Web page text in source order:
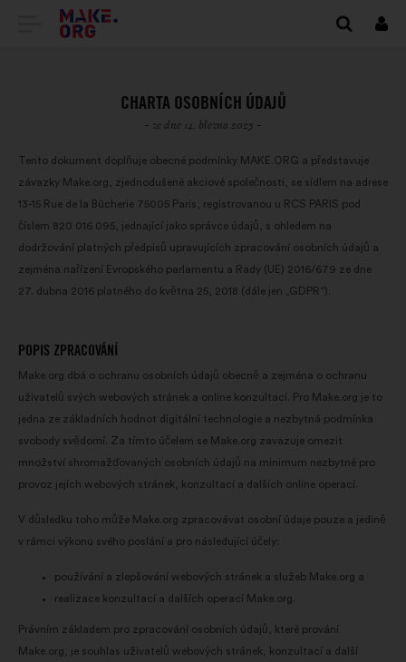
PŘEJÍT
DOMOVSKOU
STRÁNKU
MAKE.ORG
CHARTA OSOBNÍCH ÚDAJŮ
- ze dne 14. března 2023 -
Tento dokument doplňuje obecné podmínky MAKE.ORG a představuje
závazky Make.org, zjednodušené akciové společnosti, se sídlem na adrese
13-15 Rue de la Bûcherie 75005 Paris, registrovanou u RCS PARIS pod
číslem 820 016 095, jednající jako správce údajů, s ohledem na
dodržování platných předpisů upravujících zpracování osobních údajů a
zejména nařízení Evropského parlamentu a Rady (UE) 2016/679 ze dne
27. dubna 2016 platného do května 25, 2018 (dále jen „GDPR“).
POPIS ZPRACOVÁNÍ
Make.org dbá o ochranu osobních údajů obecně a zejména o ochranu
uživatelů svých webových stránek a online konzultací. Pro Make.org je to
jedna ze základních hodnot digitální technologie a nezbytná podmínka
svobody svědomí. Za tímto účelem se Make.org zavazuje omezit
množství shromažďovaných osobních údajů na minimum nezbytné pro
provoz jejích webových stránek, konzultací a dalších online operací.
V důsledku toho může Make.org zpracovávat osobní údaje pouze a jedině
v rámci výkonu svého poslání a pro následující účely:
používání a zlepšování webových stránek a služeb Make.org a
realizace konzultací a dalších operací Make.org.
Právním základem pro zpracování osobních údajů, které prování
Make.org, je souhlas uživatelů webových stránek, konzultací a další